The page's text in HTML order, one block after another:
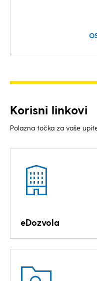
Korisni linkovi
Polazna točka za vaše
eDozvola